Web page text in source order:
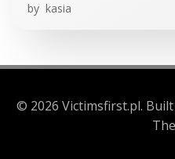
by kasia
© 2026 Victimsfirst.pl.